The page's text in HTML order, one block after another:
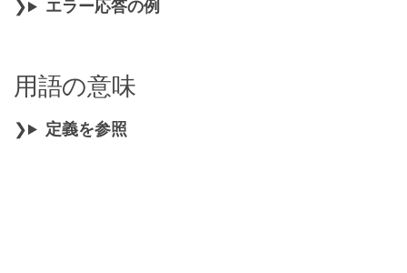
エラー応答の例
用語の意味
定義を参照